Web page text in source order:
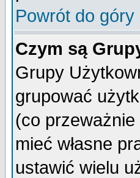
Powrót do góry
Czym są
Grupy
grupować
(co
mieć własne
ustawić wielu